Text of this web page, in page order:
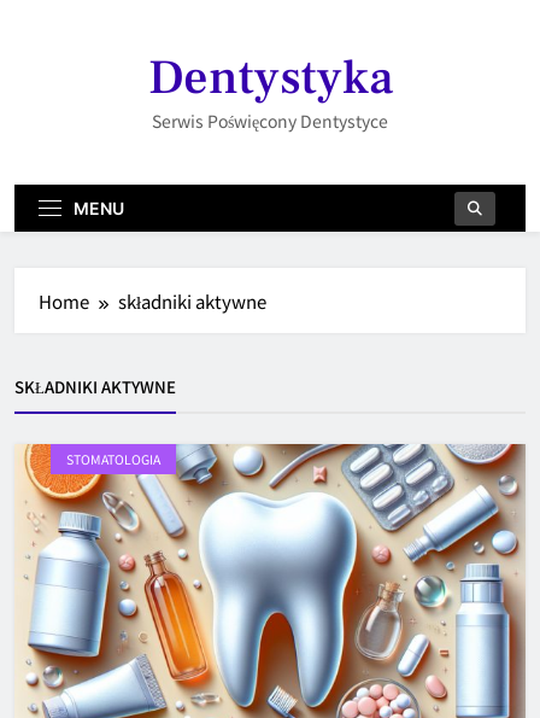
Dentystyka
Serwis Poświęcony Dentystyce
MENU
Home składniki aktywne
SKŁADNIKI AKTYWNE
STOMATOLOGIA